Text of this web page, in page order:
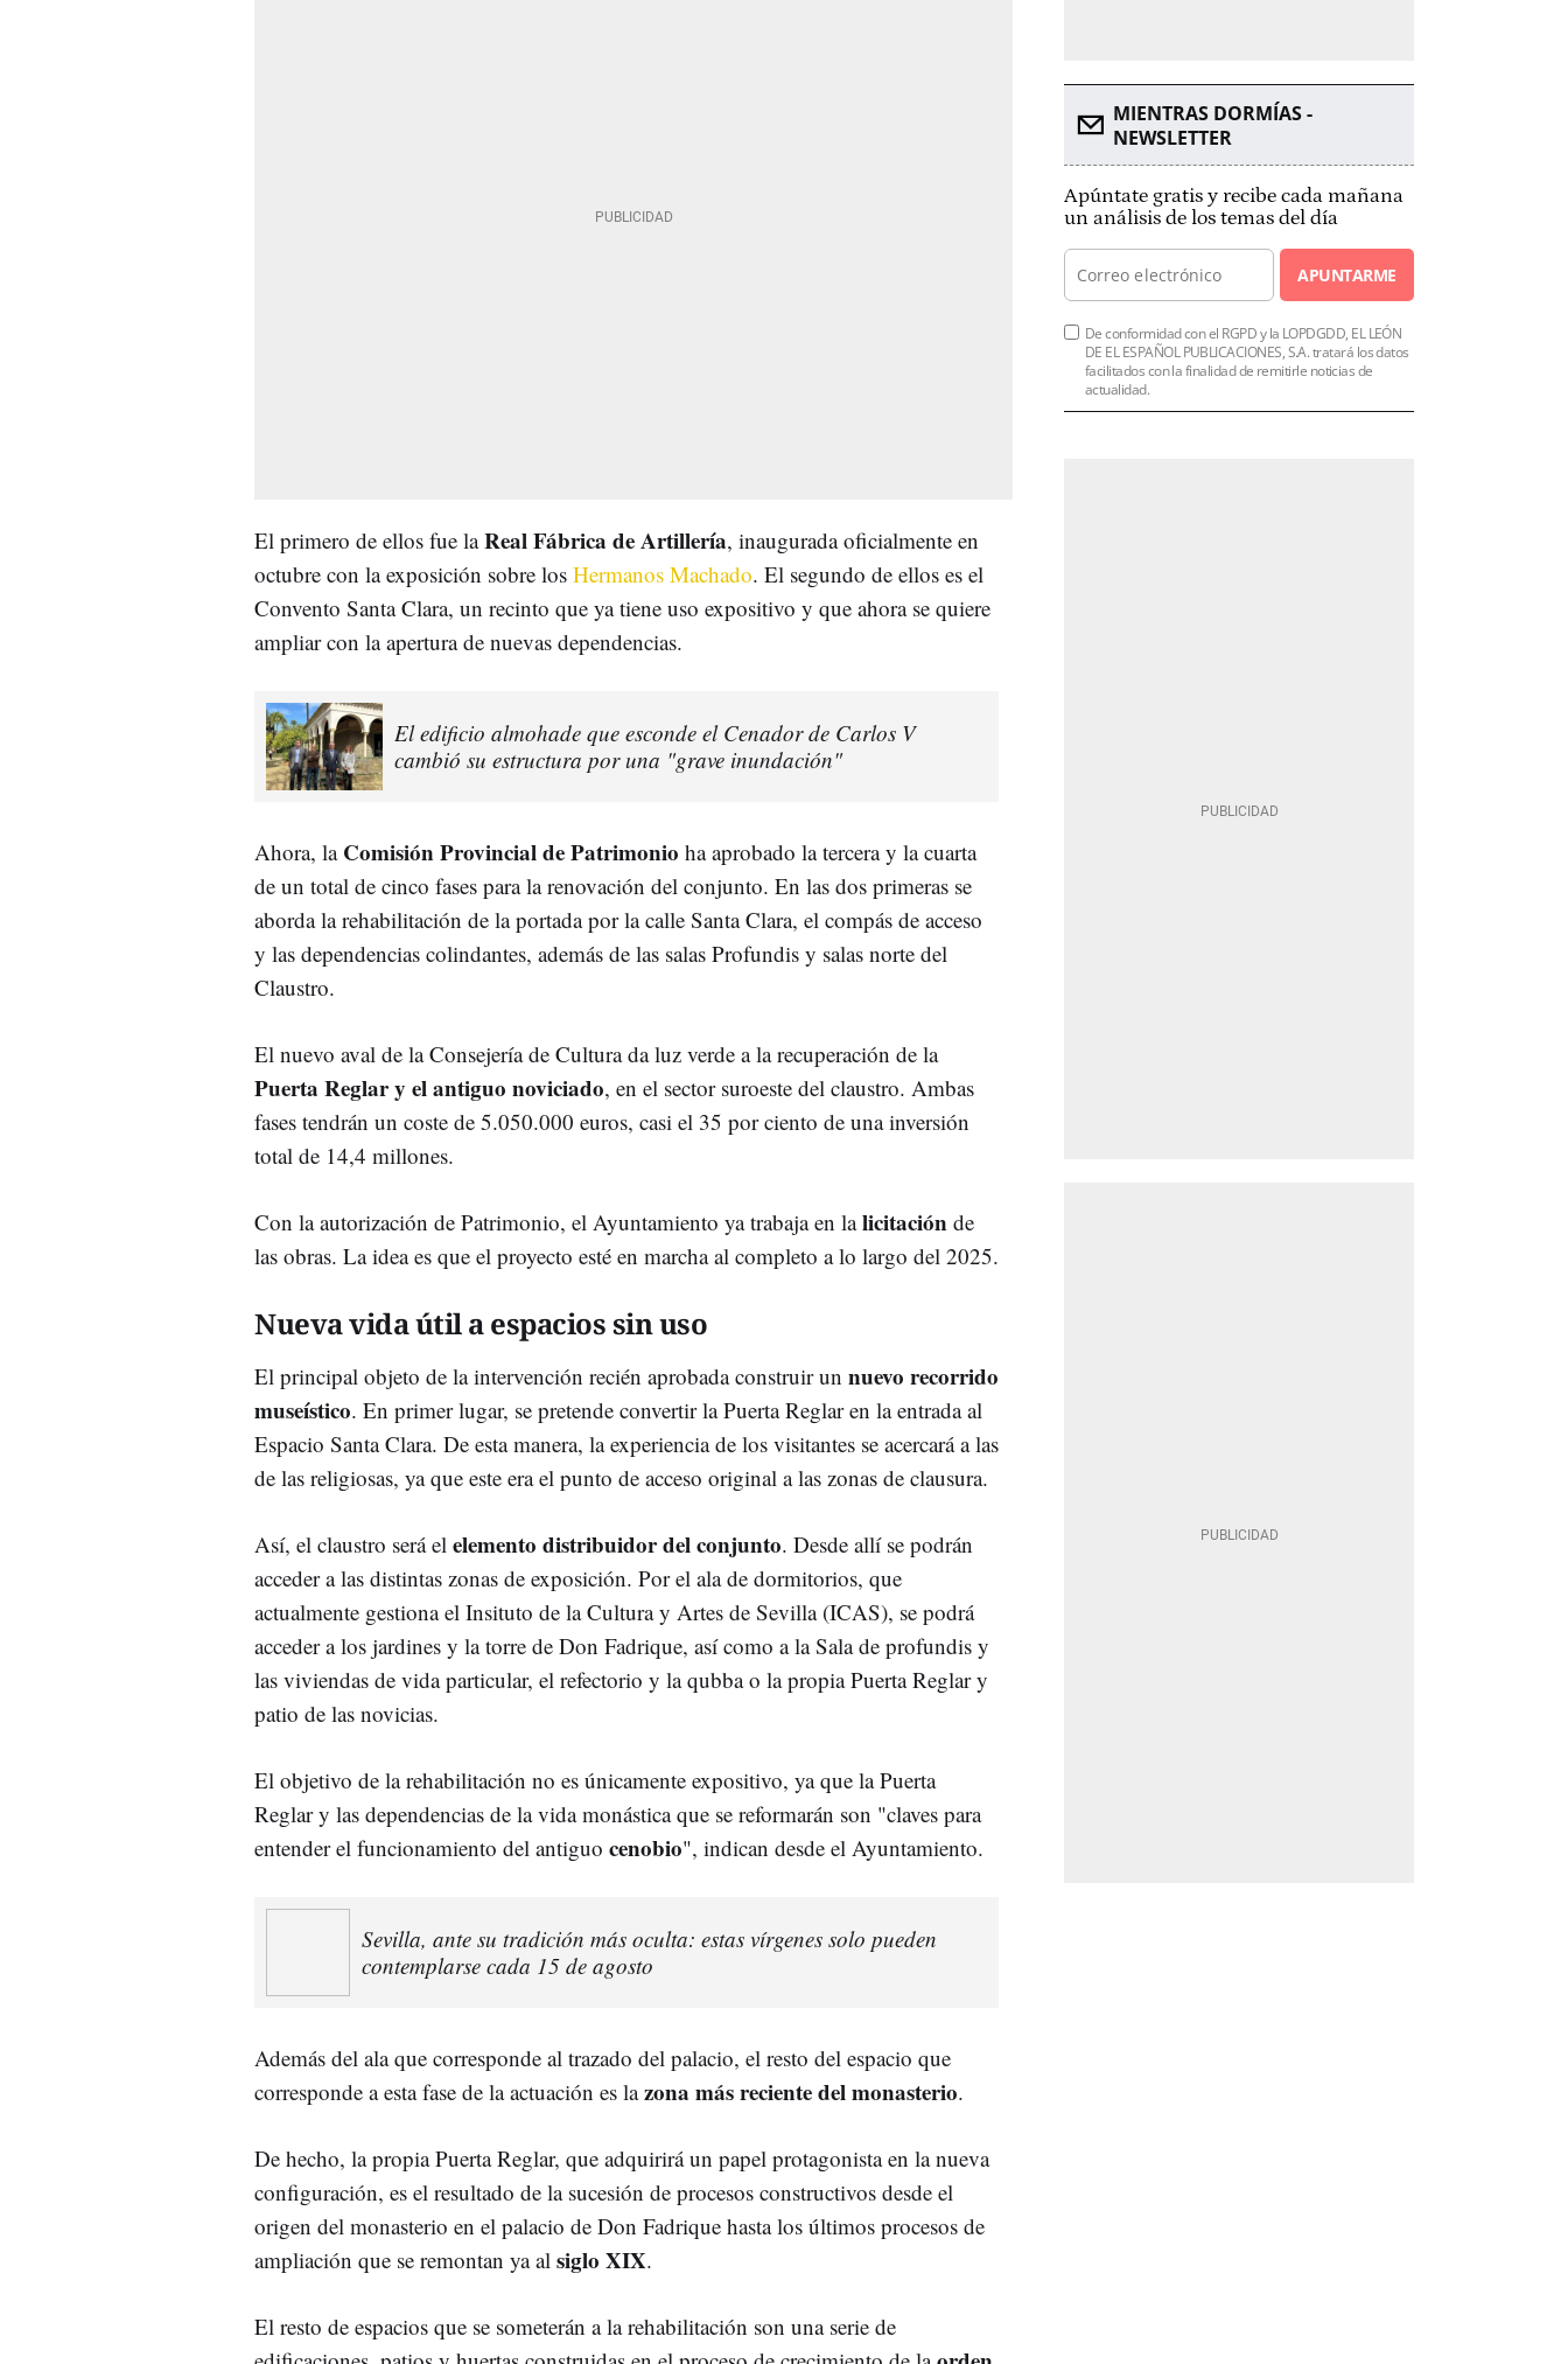
El primero de ellos fue laReal Fábrica de Artillería, inaugurada oficialmente en
octubre con la exposición sobre los Hermanos Machado. El segundo de ellos es el
Convento Santa Clara, un recinto que ya tiene uso expositivo y que ahora se quiere
ampliar con la apertura de nuevas dependencias.
El edificio almohade que esconde el Cenador de Carlos V
cambió su estructura por una "grave inundación"
Ahora, la Comisión Provincial de Patrimonio ha aprobado la tercera y la cuarta
de un total de cinco fases para la renovación del conjunto. En las dos primeras se
aborda la rehabilitación de la portada por la calle Santa Clara, el compás de acceso
y las dependencias colindantes, además de las salas Profundis y salas norte del
Claustro.
El nuevo aval de la Consejería de Cultura da luz verde a la recuperación de la
Puerta Reglar y el antiguo noviciado, en el sector suroeste del claustro. Ambas
fases tendrán un coste de 5.050.000 euros, casi el 35 por ciento de una inversión
total de 14,4 millones.
Con la autorización de Patrimonio, el Ayuntamiento ya trabaja en lalicitación de
las obras. La idea es que el proyecto esté en marcha al completo a lo largo del 2025.
Nueva vida útil a espacios sin uso
El principal objeto de la intervención recién aprobada construir un nuevo recorrido
museístico. En primer lugar, se pretende convertir la Puerta Reglar en la entrada al
Espacio Santa Clara. De esta manera, la experiencia de los visitantes se acercará a las
de las religiosas, ya que este era el punto de acceso original a las zonas de clausura.
Así, el claustro será el elemento distribuidor del conjunto. Desde allí se podrán
acceder a las distintas zonas de exposición. Por el ala de dormitorios, que
actualmente gestiona el Insituto de la Cultura y Artes de Sevilla (ICAS), se podrá
acceder a los jardines y la torre de Don Fadrique, así como a la Sala de profundis y
las viviendas de vida particular, el refectorio y la qubba o la propia Puerta Reglar y
patio de las novicias.
El objetivo de la rehabilitación no es únicamente expositivo, ya que la Puerta
Reglar y las dependencias de la vida monástica que se reformarán son "claves para
entender el funcionamiento del antiguo cenobio", indican desde el Ayuntamiento.
Sevilla, ante su tradición más oculta: estas vírgenes solo pueden
contemplarse cada 15 de agosto
Además del ala que corresponde al trazado del palacio, el resto del espacio que
corresponde a esta fase de la actuación es lazona más reciente del monasterio.
De hecho, la propia Puerta Reglar, que adquirirá un papel protagonista en la nueva
configuración, es el resultado de la sucesión de procesos constructivos desde el
origen del monasterio en el palacio de Don Fadrique hasta los últimos procesos de
ampliación que se remontan ya al siglo XIX.
El resto de espacios que se someterán a la rehabilitación son una serie de
MIENTRAS DORMÍAS -
NEWSLETTER
Apúntate gratis y recibe cada mañana
un análisis de los temas del día
APUNTARME
De conformidad con el RGPD y la LOPDGDD, EL LEÓN
DE EL ESPAÑOL PUBLICACIONES, S.A. tratará los datos
facilitados con la finalidad de remitirle noticias de
actualidad.